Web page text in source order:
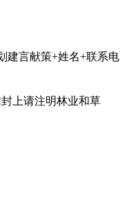
建言献策+姓名+联系电
上请注明林业和草